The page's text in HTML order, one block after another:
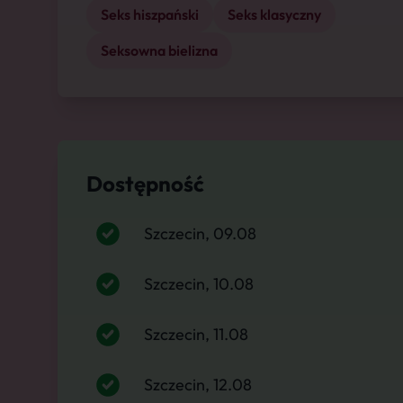
Seks hiszpański
Seks klasyczny
Seksowna bielizna
Dostępność
Szczecin, 09.08
Szczecin, 10.08
Szczecin, 11.08
Szczecin, 12.08